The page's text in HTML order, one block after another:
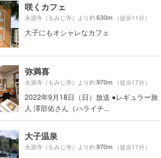
咲くカフェ
永源寺（もみじ寺）より約630m （徒歩11分）
大子にもオシャレなカフェ
弥満喜
永源寺（もみじ寺）より約970m （徒歩17分）
2022年9月18日（日）放送 ●レギュラー旅
人 澤部佑さん（ハライチ...
大子温泉
永源寺（もみじ寺）より約970m （徒歩17分）